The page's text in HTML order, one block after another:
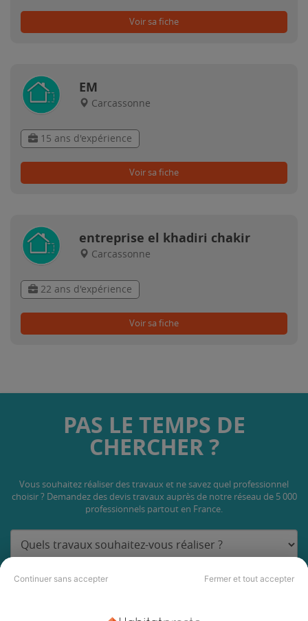
Continuer sans accepter Fermer et tout accepter
Voir sa fiche
EM
Carcassonne
15 ans d'expérience
Voir sa fiche
entreprise el khadiri chakir
Carcassonne
22 ans d'expérience
Voir sa fiche
PAS LE TEMPS DE
CHERCHER ?
Vous souhaitez réaliser des travaux et ne savez quel professionnel
choisir ? Demandez des devis travaux auprès de notre réseau de 5 000
professionnels partout en France.